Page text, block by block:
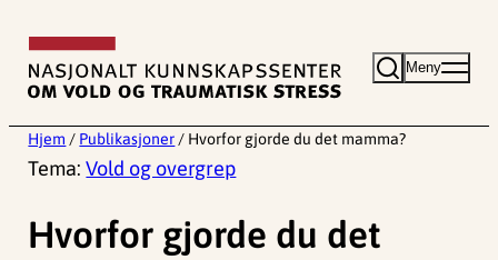
innhold
Meny
Hjem / Publikasjoner / Hvorfor gjorde du det mamma?
Tema:Vold og overgrep
Hvorfor gjorde du det